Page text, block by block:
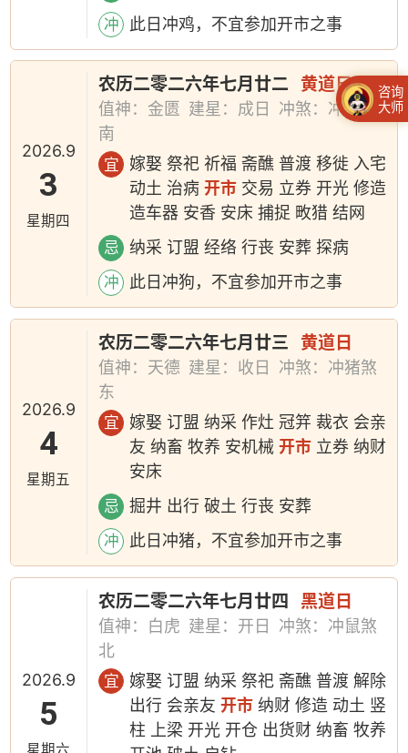
冲 此日冲鸡，不宜参加开市之事
2026.9
3
星期四
农历二零二六年七月廿二 黄道日
值神：金匮 建星：成日
冲煞：冲狗煞
南
宜
嫁娶 祭祀 祈福 斋醮 普渡 移徙 入宅
动土 治病开市 交易 立券 开光 修造
造车器 安香 安床 捕捉 畋猎 结网
忌 纳采 订盟 经络 行丧 安葬 探病
冲 此日冲狗，不宜参加开市之事
2026.9
4
星期五
农历二零二六年七月廿三 黄道日
值神：天德 建星：收日
冲煞：冲猪煞
东
宜
嫁娶 订盟 纳采 作灶 冠笄 裁衣 会亲
友 纳畜 牧养 安机械开市 立券 纳财
安床
忌 掘井 出行 破土 行丧 安葬
冲 此日冲猪，不宜参加开市之事
2026.9
5
农历二零二六年七月廿四 黑道日
值神：白虎 建星：开日
冲煞：冲鼠煞
北
宜
嫁娶 订盟 纳采 祭祀 斋醮 普渡 解除
出行 会亲友开市 纳财 修造 动土 竖
柱 上梁 开光 开仓 出货财 纳畜 牧养
咨询
大师